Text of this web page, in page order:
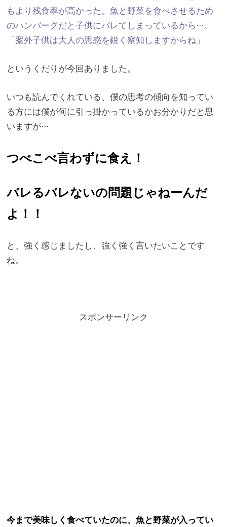
もより残食率が高かった。 魚と野菜を食べさせるため
のハンバーグだと子供にバレてしまっているから⋅⋅⋅。
「案外子供は大人の思惑を鋭く察知しますからね」
というくだりが今回ありました。
いつも読んでくれている、 僕の思考の傾向を知ってい
る方には僕が何に引っ掛かっているかお分かりだと思
いますが⋅⋅⋅
つべこべ言わずに食え！
バレるバレないの問題じゃねーんだ
よ！！
と、強く感じましたし、強く強く言いたいことです
ね。
スポンサーリンク
今まで美味しく食べていたのに、魚と野菜が入ってい